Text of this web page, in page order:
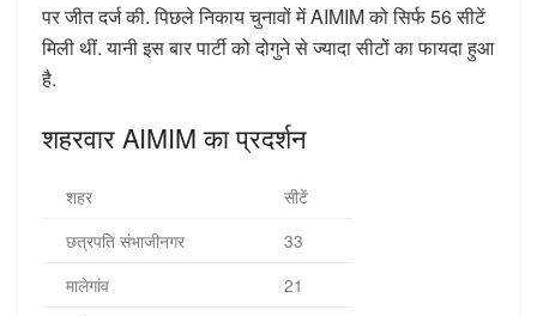
पर जीत दर्ज की. पिछले निकाय चुनावों में AIMIM को सिर्फ 56 सीटें
मिली थीं. यानी इस बार पार्टी को दोगुने से ज्यादा सीटों का फायदा हुआ
है.
शहरवार AIMIM का प्रदर्शन
शहर
सीटें
छत्रपति संभाजीनगर
33
मालेगांव
21